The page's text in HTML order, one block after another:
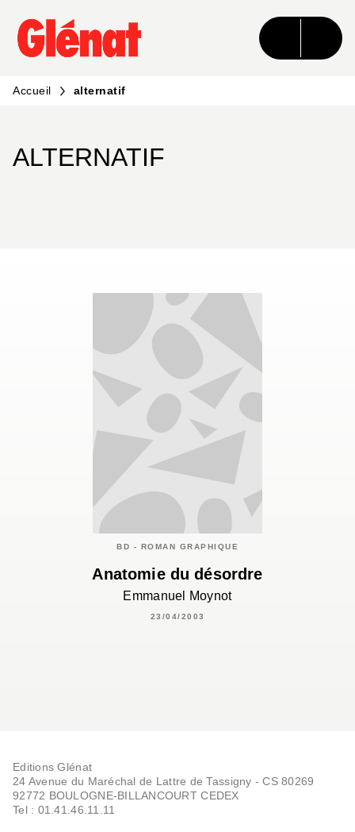
MENU RECHERCHE CONTENU
PIED DE PAGE
Accueil alternatif
ALTERNATIF
BD - ROMAN GRAPHIQUE
Anatomie du désordre
Emmanuel Moynot
23/04/2003
Editions Glénat
24 Avenue du Maréchal de Lattre de Tassigny - CS 80269
92772 BOULOGNE-BILLANCOURT CEDEX
Tel : 01.41.46.11.11